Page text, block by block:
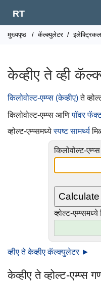
RT
मुख्यपृष्ठ / कॅल्क्युलेटर /
केव्हीए ते व्ही
किलोवोल्ट-एम्प्स (केव्हीए)ते
किलोवोल्ट-एम्प्स आणिपॉवर
व्होल्ट-एम्प्समध्येस्पष्ट सामर्थ्य
किलोवोल्ट-
व्होल्ट-एम्प्समध्ये
व्हीए ते केव्हीए कॅल्क्युलेटर ►
केव्हीए ते व्होल्ट-एम्प्स